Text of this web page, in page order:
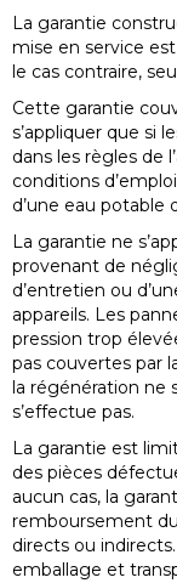
La garantie
mise en service
le cas contraire,
Cette garantie
s’appliquer que si
dans les règles de
conditions
d’une eau potable
La garantie ne
provenant de
d’entretien ou
appareils. Les
pression trop
pas couvertes par
la régénération ne
s’effectue pas.
La garantie est
des pièces
aucun cas, la
remboursement
directs ou
emballage et